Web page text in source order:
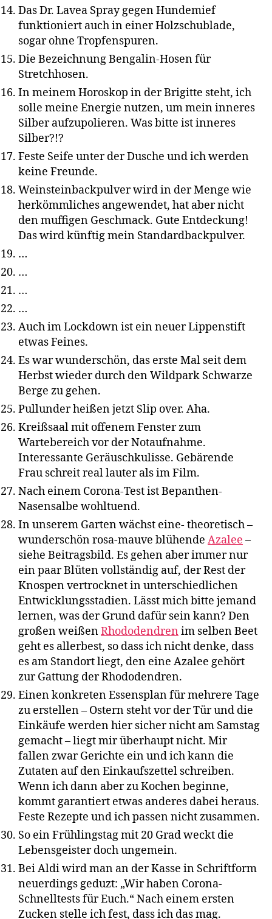
Das Dr. Lavea Spray gegen Hundemief
funktioniert auch in einer Holzschublade,
sogar ohne Tropfenspuren.
Die Bezeichnung Bengalin-Hosen für
Stretchhosen.
In meinem Horoskop in der Brigitte steht, ich
solle meine Energie nutzen, um mein inneres
Silber aufzupolieren. Was bitte ist inneres
Silber?!?
Feste Seife unter der Dusche und ich werden
keine Freunde.
Weinsteinbackpulver wird in der Menge wie
herkömmliches angewendet, hat aber nicht
den muffigen Geschmack. Gute Entdeckung!
Das wird künftig mein Standardbackpulver.
…
…
…
…
Auch im Lockdown ist ein neuer Lippenstift
etwas Feines.
Es war wunderschön, das erste Mal seit dem
Herbst wieder durch den Wildpark Schwarze
Berge zu gehen.
Pullunder heißen jetzt Slip over. Aha.
Kreißsaal mit offenem Fenster zum
Wartebereich vor der Notaufnahme.
Interessante Geräuschkulisse. Gebärende
Frau schreit real lauter als im Film.
Nach einem Corona-Test ist Bepanthen-
Nasensalbe wohltuend.
In unserem Garten wächst eine- theoretisch –
wunderschön rosa-mauve blühende Azalee –
siehe Beitragsbild. Es gehen aber immer nur
ein paar Blüten vollständig auf, der Rest der
Knospen vertrocknet in unterschiedlichen
Entwicklungsstadien. Lässt mich bitte jemand
lernen, was der Grund dafür sein kann? Den
großen weißenRhododendren im selben Beet
geht es allerbest, so dass ich nicht denke, dass
es am Standort liegt, den eine Azalee gehört
zur Gattung der Rhododendren.
Einen konkreten Essensplan für mehrere Tage
zu erstellen – Ostern steht vor der Tür und die
Einkäufe werden hier sicher nicht am Samstag
gemacht – liegt mir überhaupt nicht. Mir
fallen zwar Gerichte ein und ich kann die
Zutaten auf den Einkaufszettel schreiben.
Wenn ich dann aber zu Kochen beginne,
kommt garantiert etwas anderes dabei heraus.
Feste Rezepte und ich passen nicht zusammen.
So ein Frühlingstag mit 20 Grad weckt die
Lebensgeister doch ungemein.
Bei Aldi wird man an der Kasse in Schriftform
neuerdings geduzt: „Wir haben Corona-
Schnelltests für Euch.“ Nach einem ersten
Zucken stelle ich fest, dass ich das mag.